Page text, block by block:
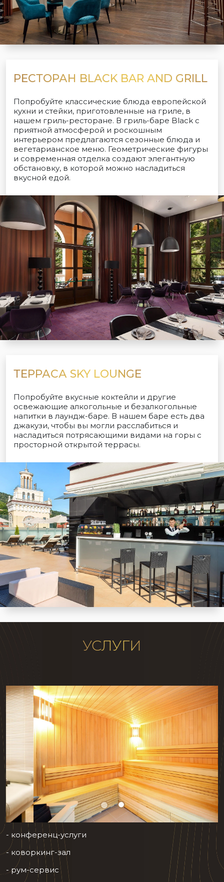
РЕСТОРАН BLACK BAR AND GRILL
Попробуйте классические блюда европейской
кухни и стейки, приготовленные на гриле, в
нашем гриль-ресторане. В гриль-баре Black с
приятной атмосферой и роскошным
интерьером предлагаются сезонные блюда и
вегетарианское меню. Геометрические фигуры
и современная отделка создают элегантную
обстановку, в которой можно насладиться
вкусной едой.
ТЕРРАСА SKY LOUNGE
Попробуйте вкусные коктейли и другие
освежающие алкогольные и безалкогольные
напитки в лаундж-баре. В нашем баре есть два
джакузи, чтобы вы могли расслабиться и
насладиться потрясающими видами на горы с
просторной открытой террасы.
УСЛУГИ
- конференц-услуги
- коворкинг-зал
- рум-сервис